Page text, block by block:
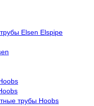
Elsen Elspipe
трубы Hoobs